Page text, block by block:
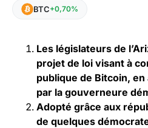
BTC+0,70%
Les législateurs de
projet de loi visant à
publique de Bitcoin,
par la gouverneure
Adopté grâce aux
de quelques